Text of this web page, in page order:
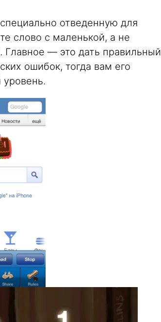
отведенную для
слово с маленькой, а не
— это дать правильный
ошибок, тогда вам его